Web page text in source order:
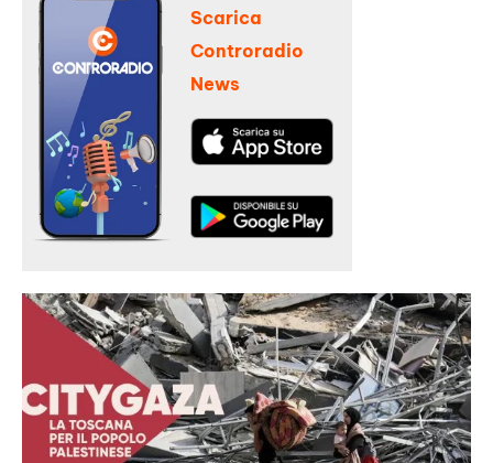
Scarica
Controradio
News